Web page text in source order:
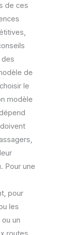
de ces
de
le
modèle
Pour une
pour
les
un